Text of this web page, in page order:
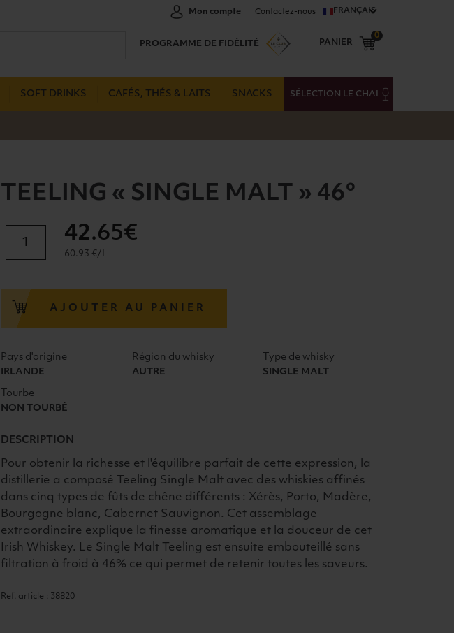
Mon compte Contactez-nous FRANÇAIS
PROGRAMME DE FIDÉLITÉ PANIER
0
SOFT DRINKS CAFÉS, THÉS & LAITS SNACKS SÉLECTION LE CHAI
TEELING « SINGLE MALT » 46°
MALT"
46°
42.65€
60.93 €/L
AJOUTER AU PANIER
Pays d'origine
IRLANDE
Région du whisky
AUTRE
Type de whisky
SINGLE MALT
Tourbe
NON TOURBÉ
DESCRIPTION
Pour obtenir la richesse et l'équilibre parfait de cette expression, la
distillerie a composé Teeling Single Malt avec des whiskies affinés
dans cinq types de fûts de chêne différents : Xérès, Porto, Madère,
Bourgogne blanc, Cabernet Sauvignon. Cet assemblage
extraordinaire explique la finesse aromatique et la douceur de cet
Irish Whiskey. Le Single Malt Teeling est ensuite embouteillé sans
filtration à froid à 46% ce qui permet de retenir toutes les saveurs.
Ref. article : 38820